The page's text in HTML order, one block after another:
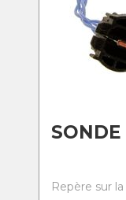
Repère sur